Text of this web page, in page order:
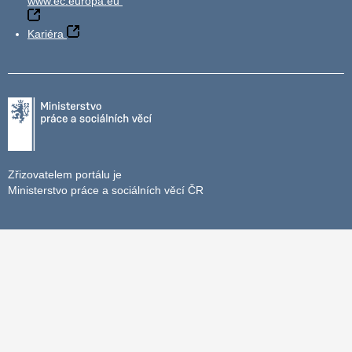
Kariéra
Zřizovatelem portálu je
Ministerstvo práce a sociálních věcí ČR